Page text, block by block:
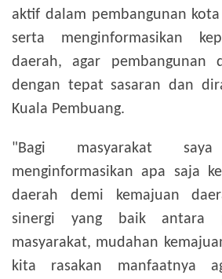
aktif dalam pembangunan kota
serta menginformasikan
daerah, agar pembangunan
dengan tepat sasaran dan
Kuala Pembuang.
"Bagi masyarakat
menginformasikan apa saja
daerah demi kemajuan
sinergi yang baik antara
masyarakat, mudahan
kita rasakan manfaatnya